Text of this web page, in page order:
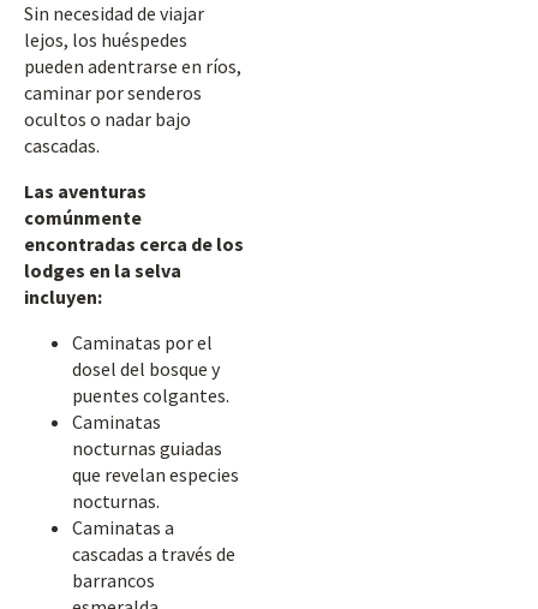
Sin necesidad de viajar
lejos, los huéspedes
pueden adentrarse en ríos,
caminar por senderos
ocultos o nadar bajo
cascadas.
Las aventuras
comúnmente
encontradas cerca de los
lodges en la selva
incluyen:
Caminatas por el
dosel del bosque y
puentes colgantes.
Caminatas
nocturnas guiadas
que revelan especies
nocturnas.
Caminatas a
cascadas a través de
barrancos